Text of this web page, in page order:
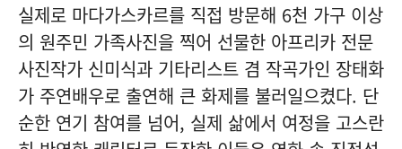
실제로 마다가스카르를 직접 방문해 6천 가구 이상
의 원주민 가족사진을 찍어 선물한 아프리카 전문
사진작가 신미식과 기타리스트 겸 작곡가인 장태화
가 주연배우로 출연해 큰 화제를 불러일으켰다. 단
순한 연기 참여를 넘어, 실제 삶에서 여정을 고스란